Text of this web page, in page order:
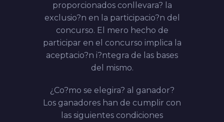
proporcionados conllevara? la
exclusio?n en la participacio?n del
concurso. El mero hecho de
participar en el concurso implica la
aceptacio?n i?ntegra de las bases
del mismo.
¿Co?mo se elegira? al ganador?
Los ganadores han de cumplir con
las siguientes condiciones